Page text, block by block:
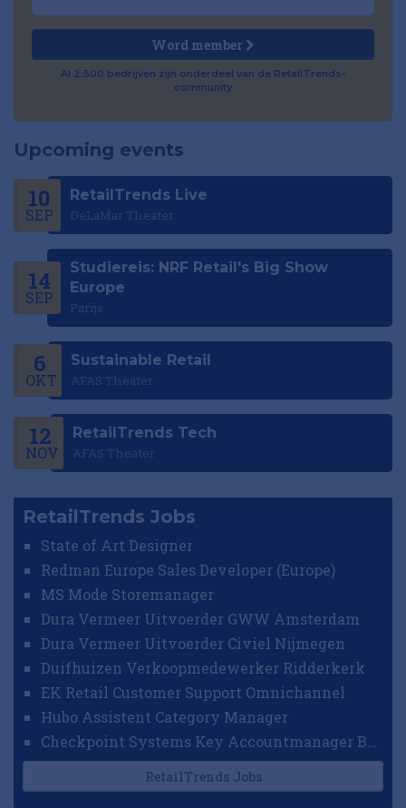
Word member
Al 2.500 bedrijven zijn onderdeel van de RetailTrends-
community
Upcoming events
10
SEP
RetailTrends Live
DeLaMar Theater
14
SEP
Studiereis: NRF Retail's Big Show
Europe
Parijs
6
OKT
Sustainable Retail
AFAS Theater
12
NOV
RetailTrends Tech
AFAS Theater
RetailTrends Jobs
State of Art Designer
Redman Europe Sales Developer (Europe)
MS Mode Storemanager
Dura Vermeer Uitvoerder GWW Amsterdam
Dura Vermeer Uitvoerder Civiel Nijmegen
Duifhuizen Verkoopmedewerker Ridderkerk
EK Retail Customer Support Omnichannel
Hubo Assistent Category Manager
RetailTrends Jobs